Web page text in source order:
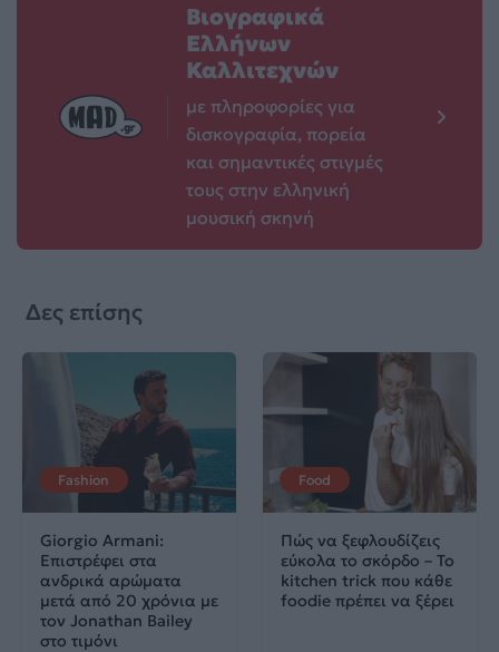
Βιογραφικά
Ελλήνων
Καλλιτεχνών
με πληροφορίες για
δισκογραφία, πορεία
και σημαντικές στιγμές
τους στην ελληνική
μουσική σκηνή
Δες επίσης
Fashion
Giorgio Armani:
Επιστρέφει στα
ανδρικά αρώματα
μετά από 20 χρόνια με
τον Jonathan Bailey
στο τιμόνι
Food
Πώς να ξεφλουδίζεις
εύκολα το σκόρδο – Το
kitchen trick που κάθε
foodie πρέπει να ξέρει